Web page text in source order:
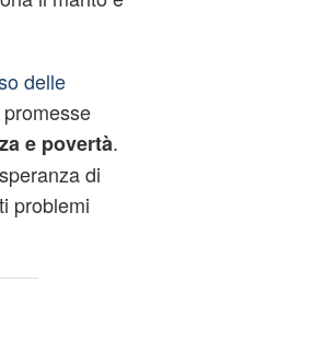
delle
e povertà.
di
problemi